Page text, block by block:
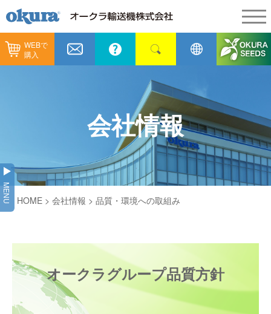
WEBで
購入
製品情報
コンベヤ機器を探す
用途から探す
コンベヤ機器の技術情報
GTPシステム
仕分けシステム
製造
物流
通販
会社情報
会社情報
企業理念
会社概要
採用情報
オークラミュージアム
新着情報
会社情報
MENU HOME > 会社情報 > 品質・環境への取組み
オークラグループ品質方針